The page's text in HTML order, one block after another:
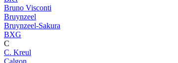
Bruno Visconti
Bruynzeel
Bruynzeel-Sakura
BXG
C
C. Kreul
Calgon